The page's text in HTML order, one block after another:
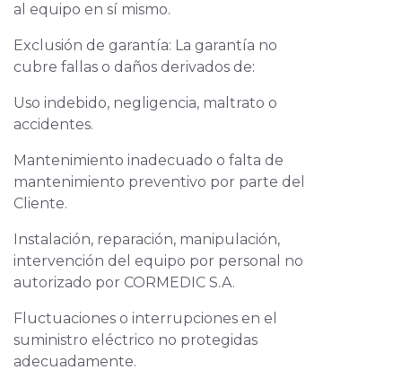
al equipo en sí mismo.
Exclusión de garantía: La garantía no
cubre fallas o daños derivados de:
Uso indebido, negligencia, maltrato o
accidentes.
Mantenimiento inadecuado o falta de
mantenimiento preventivo por parte del
Cliente.
Instalación, reparación, manipulación,
intervención del equipo por personal no
autorizado por CORMEDIC S.A.
Fluctuaciones o interrupciones en el
suministro eléctrico no protegidas
adecuadamente.